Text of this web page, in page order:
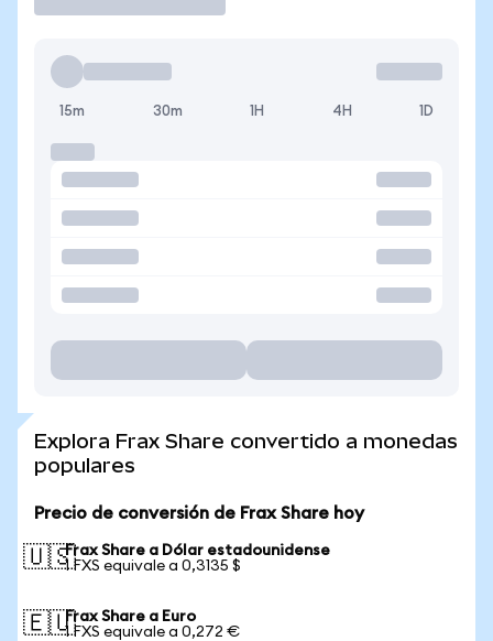
15m 30m 1H 4H 1D
Explora Frax Share convertido a monedas
populares
Precio de conversión de Frax Share hoy
🇺🇸Frax Share a Dólar estadounidense
1 FXS equivale a 0,3135 $
🇪🇺Frax Share a Euro
1 FXS equivale a 0,272 €